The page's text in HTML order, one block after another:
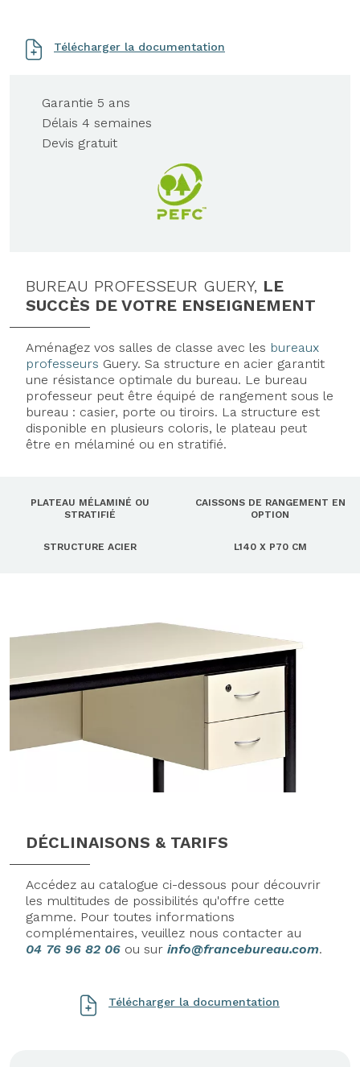
Axeptio consent
Télécharger la documentation
Garantie 5 ans
Délais 4 semaines
Devis gratuit
BUREAU PROFESSEUR GUERY, LE
SUCCÈS DE VOTRE ENSEIGNEMENT
Aménagez vos salles de classe avec les bureaux
professeurs Guery. Sa structure en acier garantit
une résistance optimale du bureau. Le bureau
professeur peut être équipé de rangement sous le
bureau : casier, porte ou tiroirs. La structure est
disponible en plusieurs coloris, le plateau peut
être en mélaminé ou en stratifié.
PLATEAU MÉLAMINÉ OU
STRATIFIÉ
CAISSONS DE RANGEMENT EN
OPTION
STRUCTURE ACIER L140 X P70 CM
DÉCLINAISONS & TARIFS
Accédez au catalogue ci-dessous pour découvrir
les multitudes de possibilités qu'offre cette
gamme. Pour toutes informations
complémentaires, veuillez nous contacter au
04 76 96 82 06 ou sur info@francebureau.com.
Télécharger la documentation